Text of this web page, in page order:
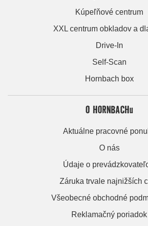
Kúpeľňové centrum
XXL centrum obkladov a
Drive-In
Self-Scan
Hornbach box
O HORNBACHu
Aktuálne pracovné
O nás
Údaje o
Záruka trvale najnižších
Všeobecné obchodné
Reklamačný poriadok